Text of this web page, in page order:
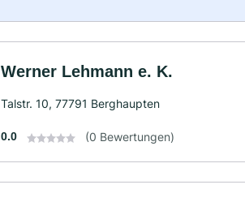
Werner Lehmann e. K.
Talstr. 10, 77791 Berghaupten
0.0 (0 Bewertungen)